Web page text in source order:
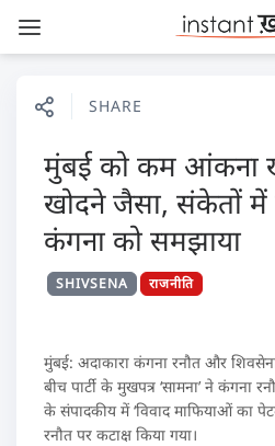
SHARE
मुंबई को कम आंकना
खोदने जैसा, संकेतों में
कंगना को समझाया
SHIVSENA राजनीति
मुंबई: अदाकारा कंगना रनौत और
बीच पार्टी के मुखपत्र ‘सामना’ ने कंगना
के संपादकीय में ‘विवाद माफियाओं का
रनौत पर कटाक्ष किया गया।